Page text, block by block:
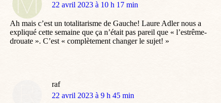
dit
22 avril 2023 à 10 h 17 min
Ah mais c’est un totalitarisme de Gauche! Laure Adler nous a
expliqué cette semaine que ça n’était pas pareil que « l’estrême-
drouate ». C’est « complètement changer le sujet! »
raf
dit
22 avril 2023 à 9 h 45 min